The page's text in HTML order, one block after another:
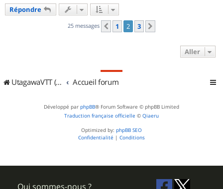
Répondre
25 messages Précédent
1 2 3
Aller
UtagawaVTT (Randos VTT et VTTAE avec traces GPS) Accueil forum
Développé par phpBB® Forum Software © phpBB Limited
Traduction française officielle © Qiaeru
Optimized by: phpBB SEO
Confidentialité | Conditions
Qui sommes-nous ?